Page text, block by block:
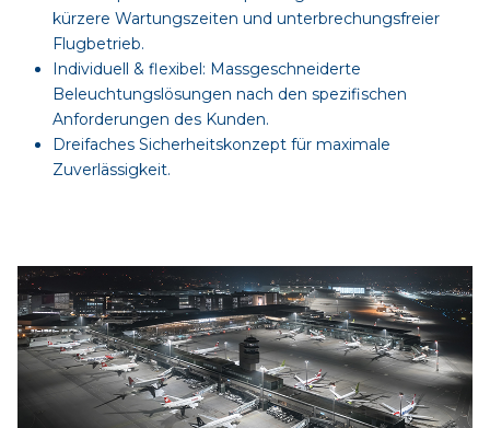
kürzere Wartungszeiten und unterbrechungsfreier
Flugbetrieb.
Individuell & flexibel: Massgeschneiderte
Beleuchtungslösungen nach den spezifischen
Anforderungen des Kunden.
Dreifaches Sicherheitskonzept für maximale
Zuverlässigkeit.